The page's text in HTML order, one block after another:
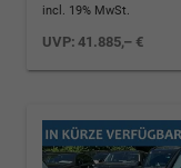
incl. 19% MwSt.
UVP:41.885,– €